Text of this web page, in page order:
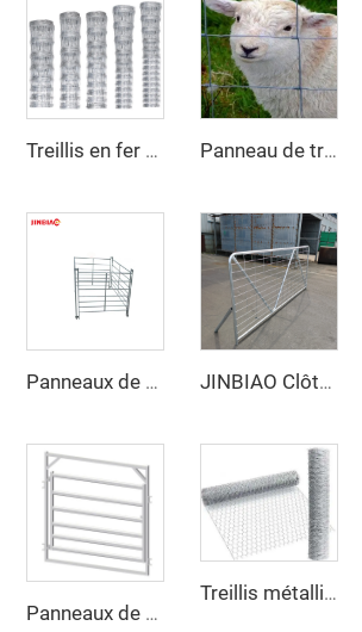
Treillis en fer recouvert de PVC, clôture galvanisée pour élevage, charnière, treillis PVC pour protection agricole disponible à la vente Panneau de treillis JINBIAO pour champs agricoles, panneau de clôture pour bovins et ovins
Panneaux de clôture en fer forgé d'occasion à bas prix en usine, panneaux de clôture galvanisés pour enclos à chevaux disponibles à la vente JINBIAO Clôture Métallique pour Moutons et Chèvres Panneaux pour Porcs Enclos pour Chevaux et Bétail Panneaux d'Enclos pour Bétail
Panneaux de Clôture de Haute Qualité pour Enclos à Moutons Panneaux en Acier pour Chèvres Stalles pour Chevaux Stables pour Bétail et Moutons
Treillis métallique galvanisé à chaud en acier inoxydable pour poulailler Treillis décoratif hexagonal pour poulailler Revêtement PVC Clôtures soudées